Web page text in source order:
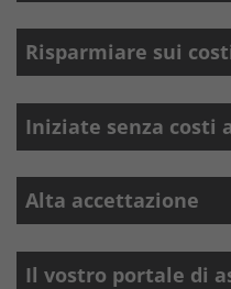
Risparmiare sui
Iniziate senza costi
Alta accettazione
Il vostro portale di